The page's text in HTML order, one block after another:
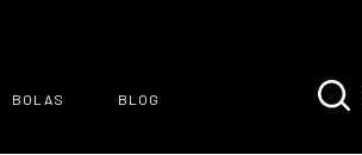
BOLAS BLOG